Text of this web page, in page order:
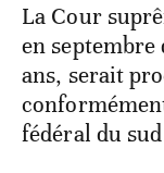
La Cour
en septembre
ans, serait
fédéral du